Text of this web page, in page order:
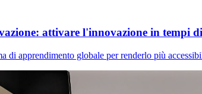
attivare l'innovazione in tempi
di apprendimento globale per renderlo più